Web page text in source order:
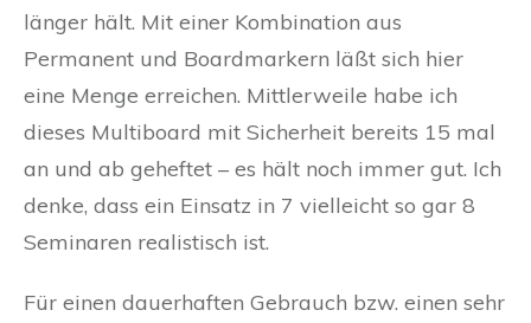
länger hält. Mit einer Kombination aus
Permanent und Boardmarkern läßt sich hier
eine Menge erreichen. Mittlerweile habe ich
dieses Multiboard mit Sicherheit bereits 15 mal
an und ab geheftet – es hält noch immer gut. Ich
denke, dass ein Einsatz in 7 vielleicht so gar 8
Seminaren realistisch ist.
Für einen dauerhaften Gebrauch bzw. einen sehr